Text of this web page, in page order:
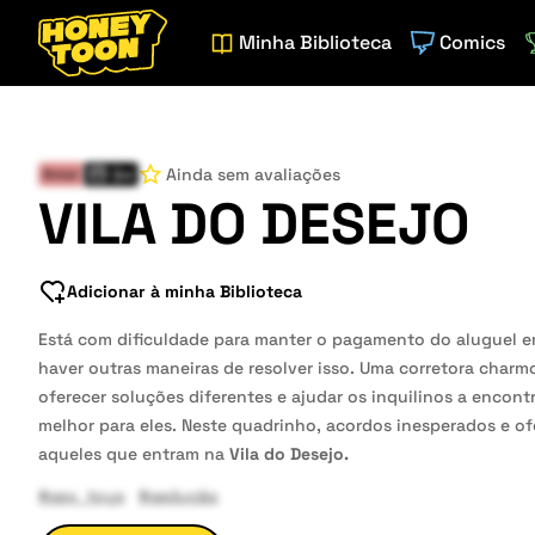
Minha Biblioteca Comics
Amor Qui Ainda sem avaliações
VILA DO DESEJO
Adicionar à minha Biblioteca
Está com dificuldade para manter o pagamento do aluguel
haver outras maneiras de resolver isso. Uma corretora
oferecer soluções diferentes e ajudar os inquilinos a
melhor para eles. Neste quadrinho, acordos inesperados e
aqueles que entram na Vila do Desejo.
#sex_toys
#sedução